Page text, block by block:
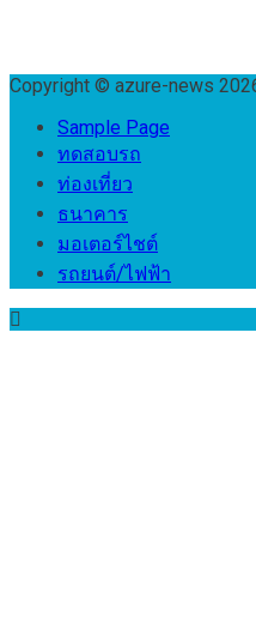
Copyright © azure-news
Sample Page
ทดสอบรถ
ท่องเที่ยว
ธนาคาร
มอเตอร์ไชต์
รถยนต์/ไฟฟ้า